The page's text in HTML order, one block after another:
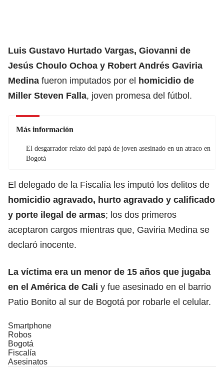
Luis Gustavo Hurtado Vargas, Giovanni de
Jesús Choulo Ochoa y Robert Andrés Gaviria
Medina fueron imputados por el homicidio de
Miller Steven Falla, joven promesa del fútbol.
Más información
El desgarrador relato del papá de joven asesinado en un atraco en
Bogotá
El delegado de la Fiscalía les imputó los delitos de
homicidio agravado, hurto agravado y calificado
y porte ilegal de armas; los dos primeros
aceptaron cargos mientras que, Gaviria Medina se
declaró inocente.
La víctima era un menor de 15 años que jugaba
en el América de Cali y fue asesinado en el barrio
Patio Bonito al sur de Bogotá por robarle el celular.
Smartphone
Robos
Bogotá
Fiscalía
Asesinatos